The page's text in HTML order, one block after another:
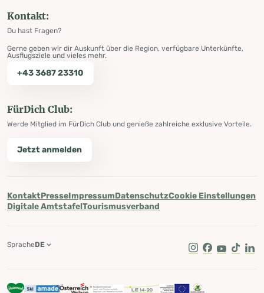
Kontakt:
Du hast Fragen?
Gerne geben wir dir Auskunft über die Region, verfügbare Unterkünfte,
Ausflugsziele und vieles mehr.
+43 3687 23310
FürDich Club:
Werde Mitglied im FürDich Club und genieße zahlreiche exklusive Vorteile.
Jetzt anmelden
KontaktPresseImpressumDatenschutzCookie Einstellungen
Digitale AmtstafelTourismusverband
Instagram
Facebook
Youtube
Tik Tok
SpracheDE